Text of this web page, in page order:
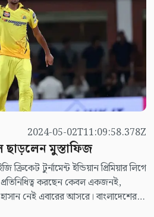
2024-05-02T11:09:58.378Z
মুস্তাফিজ
ক্রিকেট টুর্নামেন্ট ইন্ডিয়ান প্রিমিয়ার লিগে
করছেন কেবল একজনই,
নেই এবারের আসরে। বাংলাদেশের